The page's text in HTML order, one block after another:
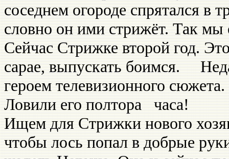
соседнем огороде спрятался в
словно он ими стрижёт. Так мы
Сейчас Стрижке второй год.
сарае, выпускать боимся.
героем телевизионного
Ловили его пол­тора часа!
Ищем для Стрижки нового
чтобы лось попал в добрые